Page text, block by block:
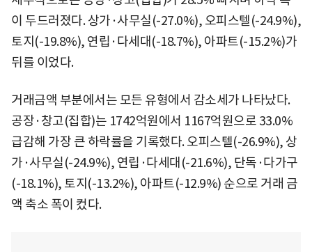
이 두드러졌다. 상가·사무실(-27.0%), 오피스텔(-24.9%),
토지(-19.8%), 연립·다세대(-18.7%), 아파트(-15.2%)가
뒤를 이었다.
거래금액 부분에서는 모든 유형에서 감소세가 나타났다.
공장·창고(집합)는 1742억원에서 1167억원으로 33.0%
급감해 가장 큰 하락률을 기록했다. 오피스텔(-26.9%), 상
가·사무실(-24.9%), 연립·다세대(-21.6%), 단독·다가구
(-18.1%), 토지(-13.2%), 아파트(-12.9%) 순으로 거래 금
액 축소 폭이 컸다.